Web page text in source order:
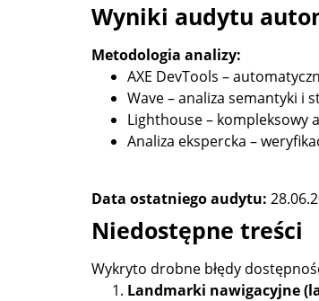
Wyniki audytu
Metodologia analizy:
AXE DevTools –
Wave – analiza semantyki i
Lighthouse – kompleksowy
Analiza ekspercka –
Data ostatniego audytu:
Niedostępne treści
Wykryto drobne błędy
Landmarki nawigacyjne